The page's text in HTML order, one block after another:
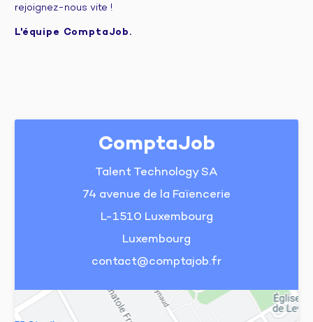
rejoignez-nous vite !
L'équipe ComptaJob.
ComptaJob
Talent Technology SA
74 avenue de la Faïencerie
L-1510 Luxembourg
Luxembourg
contact@comptajob.fr